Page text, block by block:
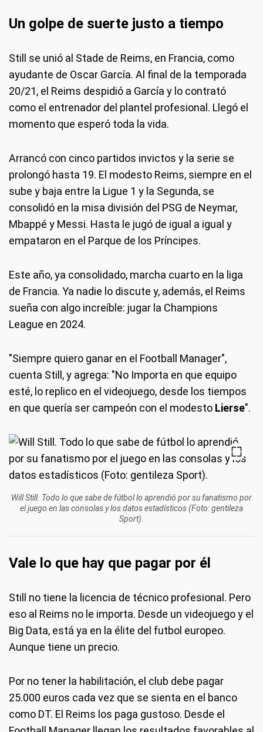
Un golpe de suerte justo a tiempo
Still se unió al Stade de Reims, en Francia, como
ayudante de Oscar García. Al final de la temporada
20/21, el Reims despidió a García y lo contrató
como el entrenador del plantel profesional. Llegó el
momento que esperó toda la vida.
Arrancó con cinco partidos invictos y la serie se
prolongó hasta 19. El modesto Reims, siempre en el
sube y baja entre la Ligue 1 y la Segunda, se
consolidó en la misa división del PSG de Neymar,
Mbappé y Messi. Hasta le jugó de igual a igual y
empataron en el Parque de los Príncipes.
Este año, ya consolidado, marcha cuarto en la liga
de Francia. Ya nadie lo discute y, además, el Reims
sueña con algo increíble: jugar la Champions
League en 2024.
"Siempre quiero ganar en el Football Manager",
cuenta Still, y agrega: "No Importa en que equipo
esté, lo replico en el videojuego, desde los tiempos
en que quería ser campeón con el modesto Lierse".
Will Still. Todo lo que sabe de fútbol lo aprendió por su fanatismo por
el juego en las consolas y los datos estadísticos (Foto: gentileza
Sport).
Vale lo que hay que pagar por él
Still no tiene la licencia de técnico profesional. Pero
eso al Reims no le importa. Desde un videojuego y el
Big Data, está ya en la élite del futbol europeo.
Aunque tiene un precio.
Por no tener la habilitación, el club debe pagar
25.000 euros cada vez que se sienta en el banco
como DT. El Reims los paga gustoso. Desde el